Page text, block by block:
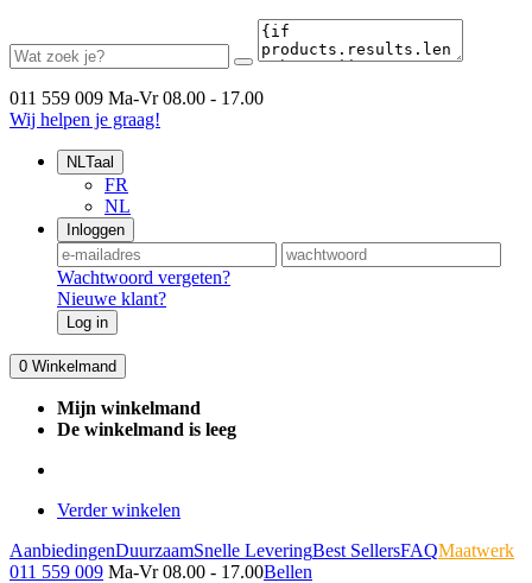
011 559 009 Ma-Vr 08.00 - 17.00
Wij helpen je graag!
NLTaal
FR
NL
Inloggen
Wachtwoord vergeten?
Nieuwe klant?
Log in
0 Winkelmand
Mijn winkelmand
De winkelmand is leeg
Verder winkelen
AanbiedingenDuurzaamSnelle LeveringBest SellersFAQMaatwerk
011 559 009 Ma-Vr 08.00 - 17.00Bellen